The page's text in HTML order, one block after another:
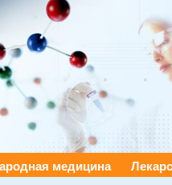
медицина